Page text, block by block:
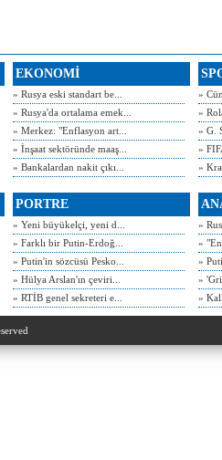
EKONOMİ
» Rusya eski standart be...
» Rusya'da ortalama emek...
» Merkez: "Enflasyon art...
» İnşaat sektöründe maaş...
» Bankalardan nakit çıkı...
»
»
» G.
»
»
PORTRE
» Yeni büyükelçi, yeni d...
» Farklı bir Putin-Erdoğ...
» Putin'in sözcüsü Pesko...
» Hülya Arslan'ın çeviri...
» RTİB genel sekreteri e...
»
»
»
»
»